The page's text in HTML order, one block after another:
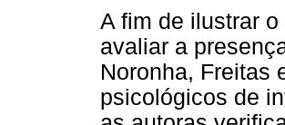
A fim de ilustrar
avaliar a
Noronha, Freitas
psicológicos de